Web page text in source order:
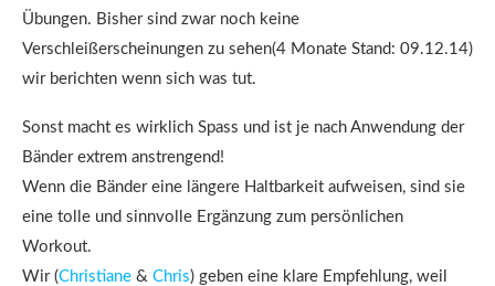
Übungen. Bisher sind zwar noch keine
Verschleißerscheinungen zu sehen(4 Monate Stand: 09.12.14)
wir berichten wenn sich was tut.
Sonst macht es wirklich Spass und ist je nach Anwendung der
Bänder extrem anstrengend!
Wenn die Bänder eine längere Haltbarkeit aufweisen, sind sie
eine tolle und sinnvolle Ergänzung zum persönlichen
Workout.
Wir (Christiane & Chris) geben eine klare Empfehlung, weil